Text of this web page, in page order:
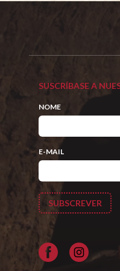
SUSCRÍBASE A
NOME
E-MAIL
Facebook